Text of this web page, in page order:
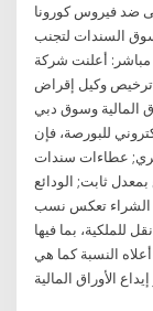
ضد فيروس كورونا
السندات لتجنب
بعد الهجرة دبي - مباشر: أعلنت شركة
ترخيص وكيل إقراض
المالية وسوق دبي
للبورصة، فإن
عطاءات سندات
ثابت; الودائع
الشراء تعكس نسب
للملكية، بما فيها
النسبة كما هي
الأوراق المالية